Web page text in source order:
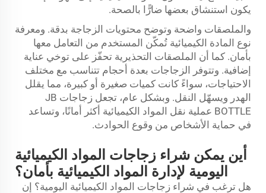
يكون استنشاق بعضها ضارًّا بالصحة.
والملصقات واضحة وتوضح محتويات الزجاجة بدقة. ومعرفة
نوع المادة الكيميائية تُمكّن المستخدم من التعامل معها
بأمان. كما أن الملصقات التحذيرية تحفّز على توخي عناية
إضافية. وتتوفر الزجاجات بعدة أحجام تتناسب مع مختلف
الاحتياجات، سواءً كانت كميات صغيرة أو كبيرة، مما يقلل
الهدر ويسهّل النقل. وبشكل عام، تجعل زجاجات JB
BOTTLE عملية نقل المواد الكيميائية أكثر أمانًا، وتساعد
في حماية الأشخاص من وقوع الحوادث.
أين يمكن شراء زجاجات المواد الكيميائية
اليومية لإدارة المواد الكيميائية بأمان؟
هل ترغب في شراء زجاجات المواد الكيميائية اليومية؟ إن